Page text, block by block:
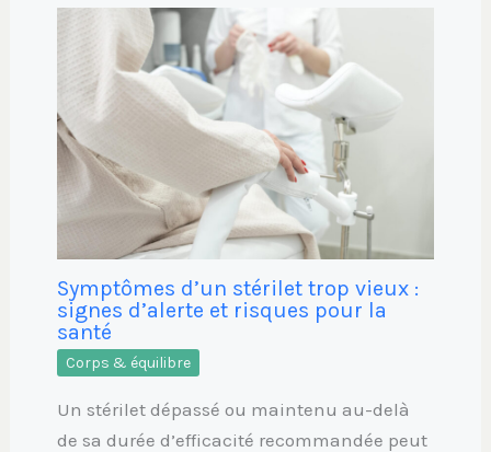
Symptômes d’un stérilet trop vieux :
signes d’alerte et risques pour la
santé
Corps & équilibre
Un stérilet dépassé ou maintenu au-delà
de sa durée d’efficacité recommandée peut